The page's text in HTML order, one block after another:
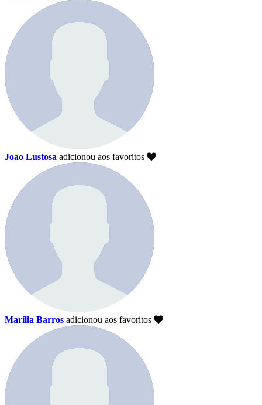
Joao Lustosa adicionou aos favoritos
Marília Barros adicionou aos favoritos